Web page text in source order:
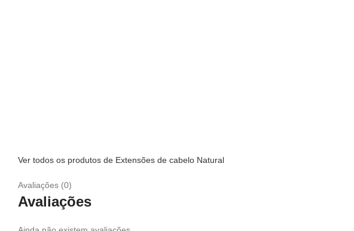
Ver todos os produtos de Extensões de cabelo Natural
Avaliações (0)
Avaliações